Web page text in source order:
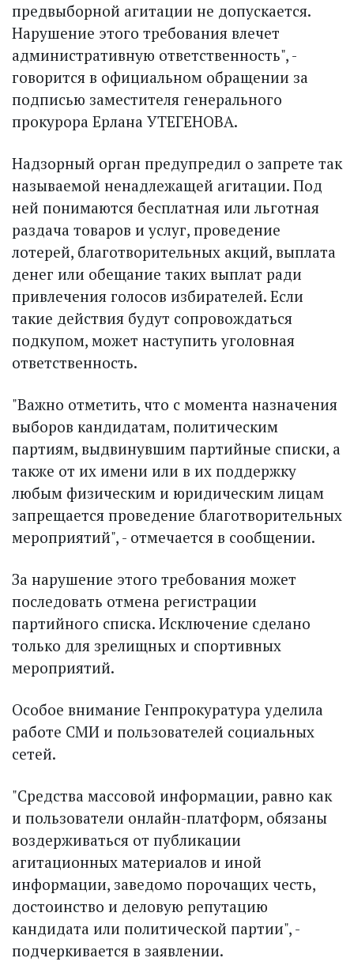
предвыборной агитации не допускается.
Нарушение этого требования влечет
административную ответственность", -
говорится в официальном обращении за
подписью заместителя генерального
прокурора Ерлана УТЕГЕНОВА.
Надзорный орган предупредил о запрете так
называемой ненадлежащей агитации. Под
ней понимаются бесплатная или льготная
раздача товаров и услуг, проведение
лотерей, благотворительных акций, выплата
денег или обещание таких выплат ради
привлечения голосов избирателей. Если
такие действия будут сопровождаться
подкупом, может наступить уголовная
ответственность.
"Важно отметить, что с момента назначения
выборов кандидатам, политическим
партиям, выдвинувшим партийные списки, а
также от их имени или в их поддержку
любым физическим и юридическим лицам
запрещается проведение благотворительных
мероприятий", - отмечается в сообщении.
За нарушение этого требования может
последовать отмена регистрации
партийного списка. Исключение сделано
только для зрелищных и спортивных
мероприятий.
Особое внимание Генпрокуратура уделила
работе СМИ и пользователей социальных
сетей.
"Средства массовой информации, равно как
и пользователи онлайн-платформ, обязаны
воздерживаться от публикации
агитационных материалов и иной
информации, заведомо порочащих честь,
достоинство и деловую репутацию
кандидата или политической партии", -
подчеркивается в заявлении.